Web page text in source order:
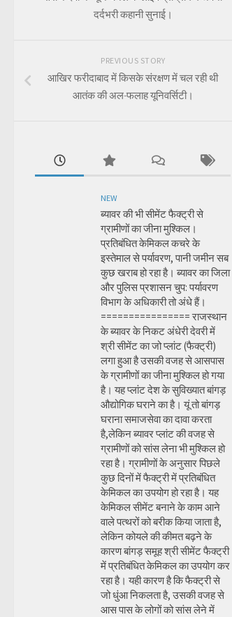
दर्दभरी कहानी सुनाई।
PREVIOUS STORY
आखिर फरीदाबाद में किसके संरक्षण में चल रही थी
आतंक की अल-फलाह यूनिवर्सिटी।
NEW
ब्यावर की भी सीमेंट फैक्ट्री से
ग्रामीणों का जीना मुश्किल।
प्रतिबंधित केमिकल कचरे के
इस्तेमाल से पर्यावरण, पानी जमीन सब
कुछ खराब हो रहा है। ब्यावर का जिला
और पुलिस प्रशासन चुप: पर्यावरण
विभाग के अधिकारी तो अंधे हैं।
================ राजस्थान
के ब्यावर के निकट अंधेरी देवरी में
श्री सीमेंट का जो प्लांट (फैक्ट्री)
लगा हुआ है उसकी वजह से आसपास
के ग्रामीणों का जीना मुश्किल हो गया
है। यह प्लांट देश के सुविख्यात बांगड़
औद्योगिक घराने का है। यूं तो बांगड़
घराना समाजसेवा का दावा करता
है,लेकिन ब्यावर प्लांट की वजह से
ग्रामीणों को सांस लेना भी मुश्किल हो
रहा है। ग्रामीणों के अनुसार पिछले
कुछ दिनों में फैक्ट्री में प्रतिबंधित
केमिकल का उपयोग हो रहा है। यह
केमिकल सीमेंट बनाने के काम आने
वाले पत्थरों को बरीक किया जाता है,
लेकिन कोयले की कीमत बढ़ने के
कारण बांगड़ समूह श्री सीमेंट फैक्ट्री
में प्रतिबंधित केमिकल का उपयोग कर
रहा है। यही कारण है कि फैक्ट्री से
जो धुंआ निकलता है, उसकी वजह से
आस पास के लोगों को सांस लेने में